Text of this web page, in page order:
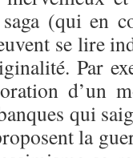
(qui en
se lire
Par
d’un
qui
la